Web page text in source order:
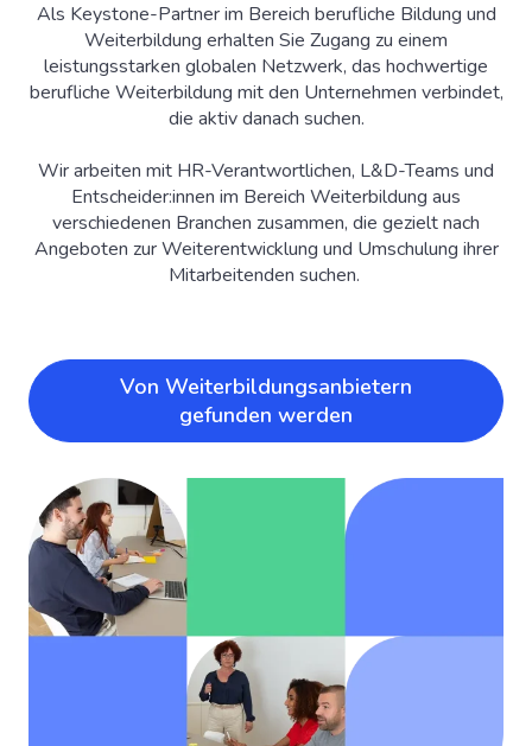
Als Keystone-Partner im Bereich berufliche Bildung und
Weiterbildung erhalten Sie Zugang zu einem
leistungsstarken globalen Netzwerk, das hochwertige
berufliche Weiterbildung mit den Unternehmen verbindet,
die aktiv danach suchen.
Wir arbeiten mit HR-Verantwortlichen, L&D-Teams und
Entscheider:innen im Bereich Weiterbildung aus
verschiedenen Branchen zusammen, die gezielt nach
Angeboten zur Weiterentwicklung und Umschulung ihrer
Mitarbeitenden suchen.
Von Weiterbildungsanbietern
gefunden werden